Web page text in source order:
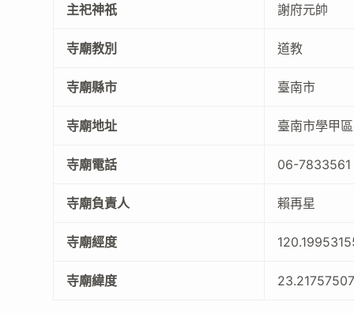
主祀神祇 謝府元帥
寺廟教別 道教
寺廟縣市 臺南市
寺廟地址 臺南市學甲
寺廟電話 06-7833561
寺廟負責人 賴再星
寺廟經度
寺廟緯度